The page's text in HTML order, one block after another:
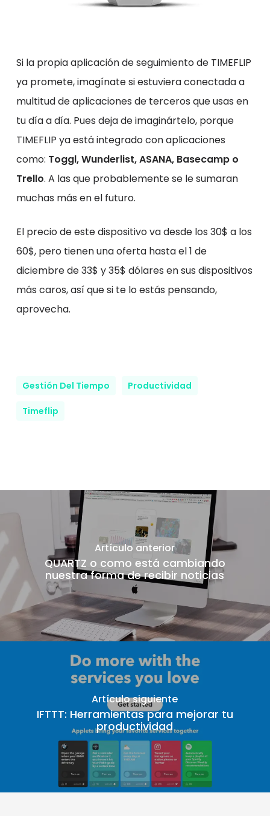
Si la propia aplicación de seguimiento de TIMEFLIP
ya promete, imagínate si estuviera conectada a
multitud de aplicaciones de terceros que usas en
tu día a día. Pues deja de imaginártelo, porque
TIMEFLIP ya está integrado con aplicaciones
como: Toggl, Wunderlist, ASANA, Basecamp o
Trello. A las que probablemente se le sumaran
muchas más en el futuro.
El precio de este dispositivo va desde los 30$ a los
60$, pero tienen una oferta hasta el 1 de
diciembre de 33$ y 35$ dólares en sus dispositivos
más caros, así que si te lo estás pensando,
aprovecha.
Gestión Del Tiempo Productividad
Timeflip
Artículo anterior
QUARTZ o como está cambiando
nuestra forma de recibir noticias
Artículo siguiente
IFTTT: Herramientas para mejorar tu
productividad